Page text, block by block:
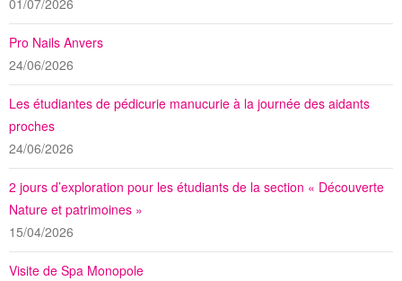
01/07/2026
Pro Nails Anvers
24/06/2026
Les étudiantes de pédicurie manucurie à la journée des aidants
proches
24/06/2026
2 jours d’exploration pour les étudiants de la section « Découverte
Nature et patrimoines »
15/04/2026
Visite de Spa Monopole